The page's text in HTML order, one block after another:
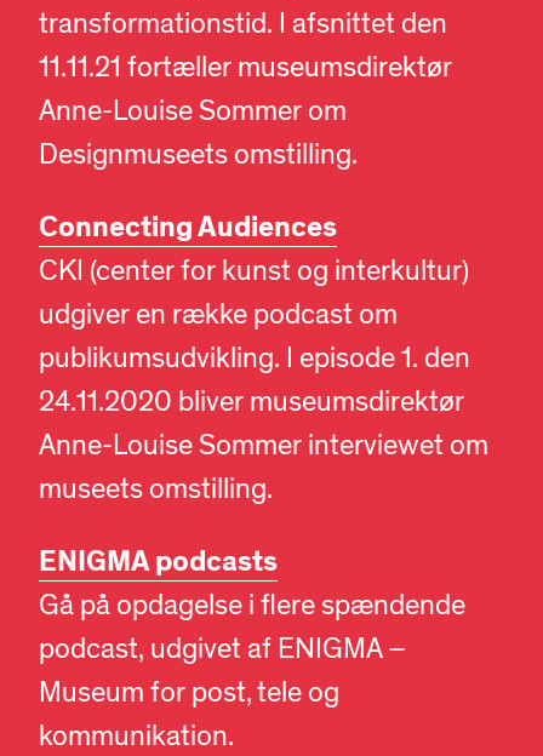
transformationstid. I afsnittet den
11.11.21 fortæller museumsdirektør
Anne-Louise Sommer om
Designmuseets omstilling.
Connecting Audiences
CKI (center for kunst og interkultur)
udgiver en række podcast om
publikumsudvikling. I episode 1. den
24.11.2020 bliver museumsdirektør
Anne-Louise Sommer interviewet om
museets omstilling.
ENIGMA podcasts
Gå på opdagelse i flere spændende
podcast, udgivet af ENIGMA –
Museum for post, tele og
kommunikation.